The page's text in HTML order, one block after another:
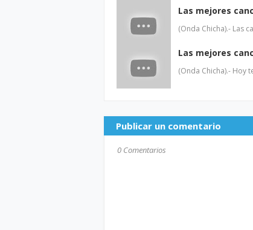
Las mejores
(Onda Chicha).- Las
Las mejores
(Onda Chicha).- Hoy
Publicar un comentario
0 Comentarios